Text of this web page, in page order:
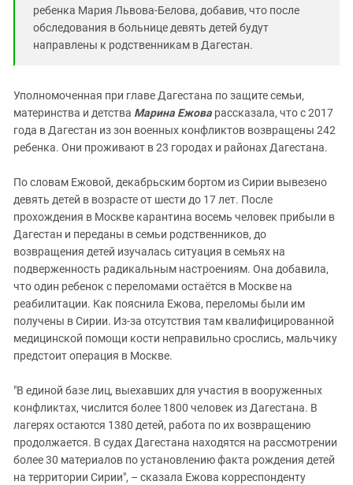
ребенка Мария Львова-Белова, добавив, что после
обследования в больнице девять детей будут
направлены к родственникам в Дагестан.
Уполномоченная при главе Дагестана по защите семьи,
материнства и детства Марина Ежова рассказала, что с 2017
года в Дагестан из зон военных конфликтов возвращены 242
ребенка. Они проживают в 23 городах и районах Дагестана.
По словам Ежовой, декабрьским бортом из Сирии вывезено
девять детей в возрасте от шести до 17 лет. После
прохождения в Москве карантина восемь человек прибыли в
Дагестан и переданы в семьи родственников, до
возвращения детей изучалась ситуация в семьях на
подверженность радикальным настроениям. Она добавила,
что один ребенок с переломами остаётся в Москве на
реабилитации. Как пояснила Ежова, переломы были им
получены в Сирии. Из-за отсутствия там квалифицированной
медицинской помощи кости неправильно срослись, мальчику
предстоит операция в Москве.
"В единой базе лиц, выехавших для участия в вооруженных
конфликтах, числится более 1800 человек из Дагестана. В
лагерях остаются 1380 детей, работа по их возвращению
продолжается. В судах Дагестана находятся на рассмотрении
более 30 материалов по установлению факта рождения детей
на территории Сирии", – сказала Ежова корреспонденту